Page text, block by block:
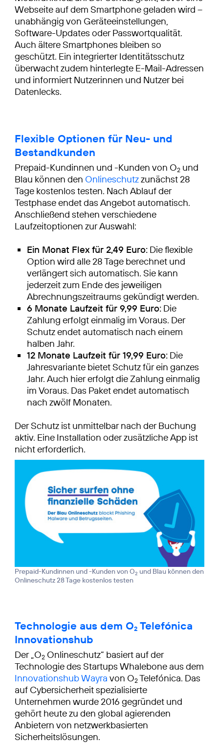
Webseite auf dem Smartphone geladen wird –
unabhängig von Geräteeinstellungen,
Software-Updates oder Passwortqualität.
Auch ältere Smartphones bleiben so
geschützt. Ein integrierter Identitätsschutz
überwacht zudem hinterlegte E-Mail-Adressen
und informiert Nutzerinnen und Nutzer bei
Datenlecks.
Flexible Optionen für Neu- und
Bestandkunden
Prepaid-Kundinnen und -Kunden von O2 und
Blau können den Onlineschutzzunächst 28
Tage kostenlos testen. Nach Ablauf der
Testphase endet das Angebot automatisch.
Anschließend stehen verschiedene
Laufzeitoptionen zur Auswahl:
Ein Monat Flex für 2,49 Euro: Die flexible
Option wird alle 28 Tage berechnet und
verlängert sich automatisch. Sie kann
jederzeit zum Ende des jeweiligen
Abrechnungszeitraums gekündigt werden.
6 Monate Laufzeit für 9,99 Euro: Die
Zahlung erfolgt einmalig im Voraus. Der
Schutz endet automatisch nach einem
halben Jahr.
12 Monate Laufzeit für 19,99 Euro: Die
Jahresvariante bietet Schutz für ein ganzes
Jahr. Auch hier erfolgt die Zahlung einmalig
im Voraus. Das Paket endet automatisch
nach zwölf Monaten.
Der Schutz ist unmittelbar nach der Buchung
aktiv. Eine Installation oder zusätzliche App ist
nicht erforderlich.
Prepaid-Kundinnen und -Kunden von O2 und Blau können den
Onlineschutz 28 Tage kostenlos testen
Technologie aus dem O2 Telefónica
Innovationshub
Der „O2 Onlineschutz“ basiert auf der
Technologie des Startups Whalebone aus dem
Innovationshub Wayra von O2Telefónica. Das
auf Cybersicherheit spezialisierte
Unternehmen wurde 2016 gegründet und
gehört heute zu den global agierenden
Anbietern von netzwerkbasierten
Sicherheitslösungen.